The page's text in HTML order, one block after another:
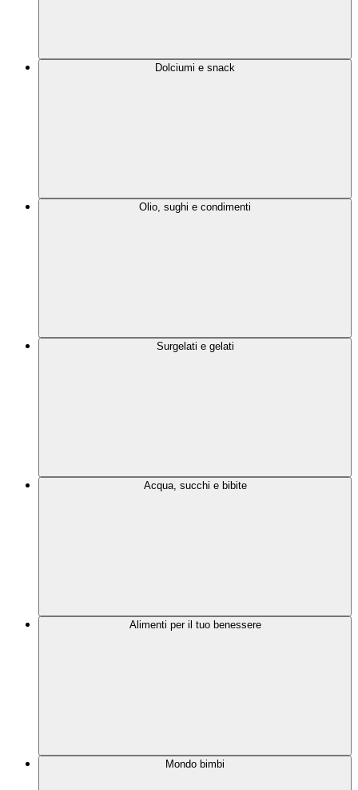
Dolciumi e snack
Olio, sughi e condimenti
Surgelati e gelati
Acqua, succhi e bibite
Alimenti per il tuo benessere
Mondo bimbi